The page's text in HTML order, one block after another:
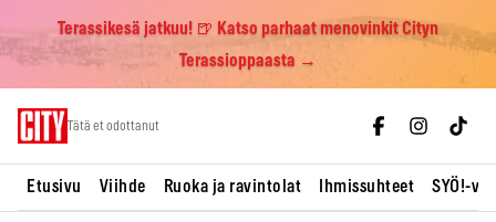
Terassikesä jatkuu! 🍺 Katso parhaat menovinkit Cityn
Terassioppaasta →
Tätä et odottanut
Etusivu Viihde Ruoka ja ravintolat Ihmissuhteet SYÖ!-